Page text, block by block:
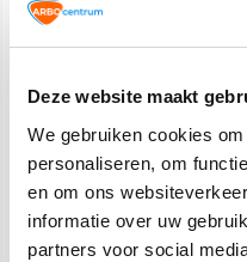
Deze website maakt
We gebruiken cookies
personaliseren, om
en om ons
informatie over uw
partners voor social
Blusdeken softcase
MAISKA 100x100 cm
11,20